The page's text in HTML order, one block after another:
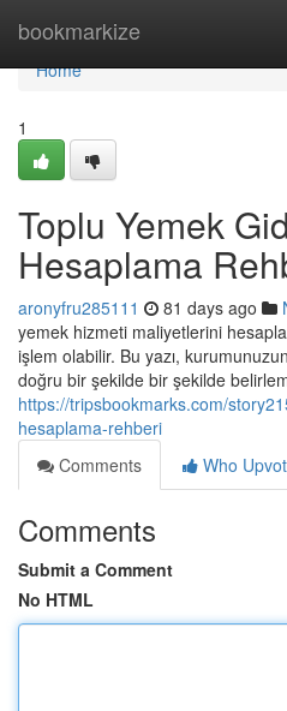
bookmarkize
Home
Home
1
Toplu Yemek
Hesaplama
aronyfru285111 81 days ago
yemek hizmeti maliyetlerini
işlem olabilir. Bu yazı,
doğru bir şekilde bir şekilde
https://tripsbookmarks.com/
hesaplama-rehberi
Comments
Who
Comments
Submit a Comment
No HTML